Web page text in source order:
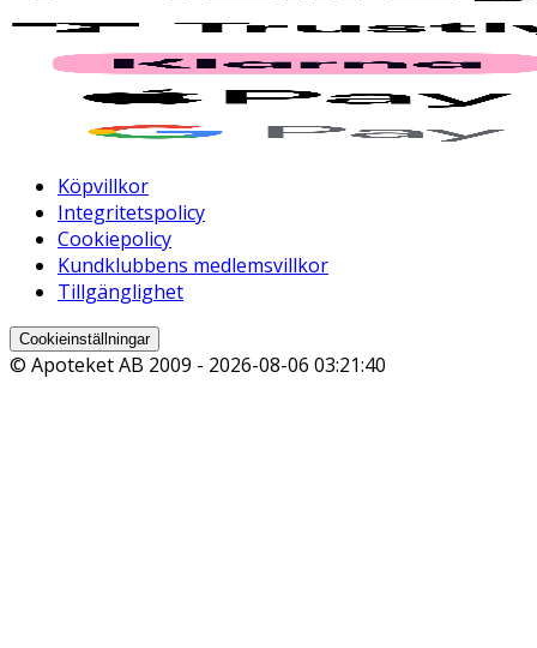
Köpvillkor
Integritetspolicy
Cookiepolicy
Kundklubbens medlemsvillkor
Tillgänglighet
Cookieinställningar
© Apoteket AB 2009 - 2026-08-06 03:21:40